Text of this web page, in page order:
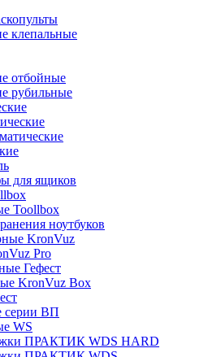
клепальные
отбойные
рубильные
для ящиков
Toollbox
ноутбуков
KronVuz
Pro
Гефест
KronVuz Box
серии ВП
WS
ПРАКТИК WDS HARD